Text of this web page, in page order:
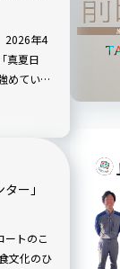
2026年4
真夏日
めていま
てくれ
ー」
ートのこ
文化のひ